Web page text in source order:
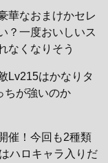
華なおまけかセレ
？一度おいしいス
なくなりそう
Lv215はかなりタ
ちが強いのか
催！今回も2種類
ハロキャラ入りだ